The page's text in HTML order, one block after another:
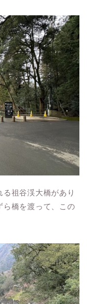
祖谷渓大橋があり
ら橋を渡って、この